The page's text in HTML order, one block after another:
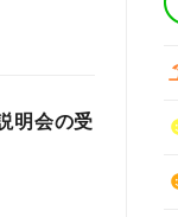
明会の受